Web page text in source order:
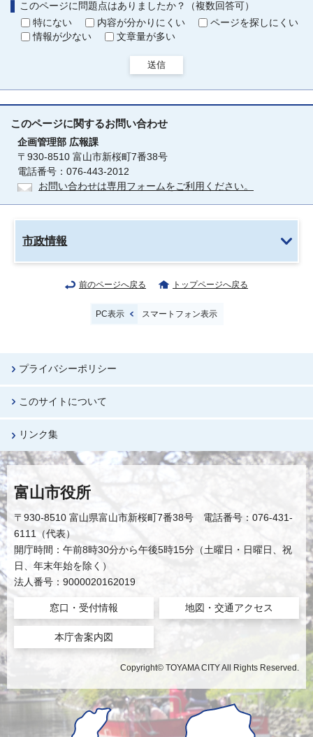
このページに問題点はありましたか？（複数回答可）
特にない
内容が分かりにくい
ページを探しにくい
情報が少ない
文章量が多い
送信
このページに関するお問い合わせ
企画管理部 広報課
〒930-8510 富山市新桜町7番38号
電話番号：076-443-2012
お問い合わせは専用フォームをご利用ください。
市政情報
前のページへ戻る トップページへ戻る
PC表示 スマートフォン表示
プライバシーポリシー
このサイトについて
リンク集
富山市役所
〒930-8510 富山県富山市新桜町7番38号 電話番号：076-431-
6111（代表）
開庁時間：午前8時30分から午後5時15分（土曜日・日曜日、祝
日、年末年始を除く）
法人番号：9000020162019
窓口・受付情報 地図・交通アクセス
本庁舎案内図
Copyright© TOYAMA CITY All Rights Reserved.